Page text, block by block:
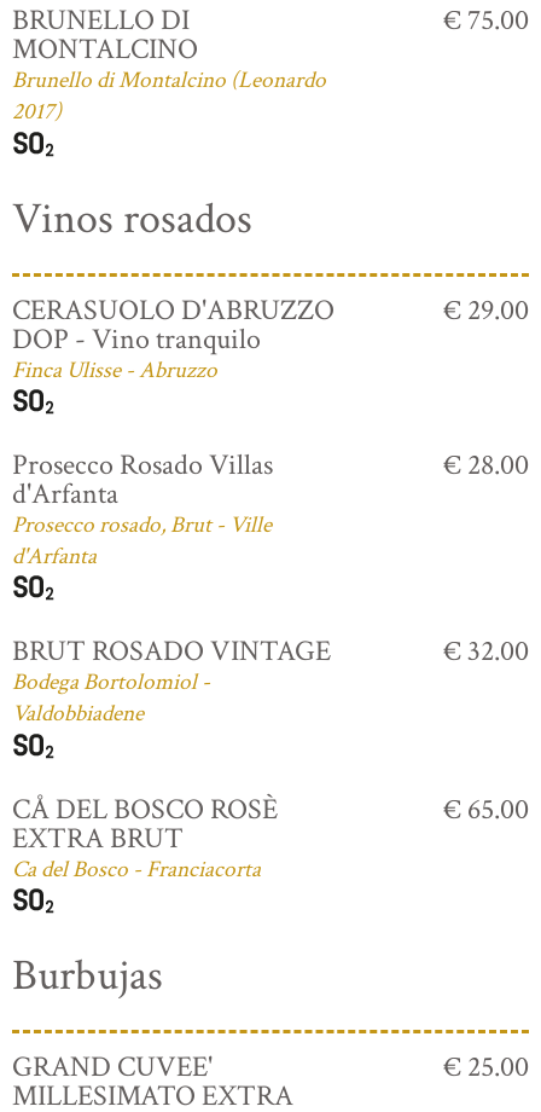
BRUNELLO DI
MONTALCINO
Brunello di Montalcino (Leonardo
2017)
€ 75.00
Vinos rosados
CERASUOLO D'ABRUZZO
DOP - Vino tranquilo
Finca Ulisse - Abruzzo
€ 29.00
Prosecco Rosado Villas
d'Arfanta
Prosecco rosado, Brut - Ville
d'Arfanta
€ 28.00
BRUT ROSADO VINTAGE
Bodega Bortolomiol -
Valdobbiadene
€ 32.00
CÅ DEL BOSCO ROSÈ
EXTRA BRUT
Ca del Bosco - Franciacorta
€ 65.00
Burbujas
GRAND CUVEE'
MILLESIMATO EXTRA
€ 25.00